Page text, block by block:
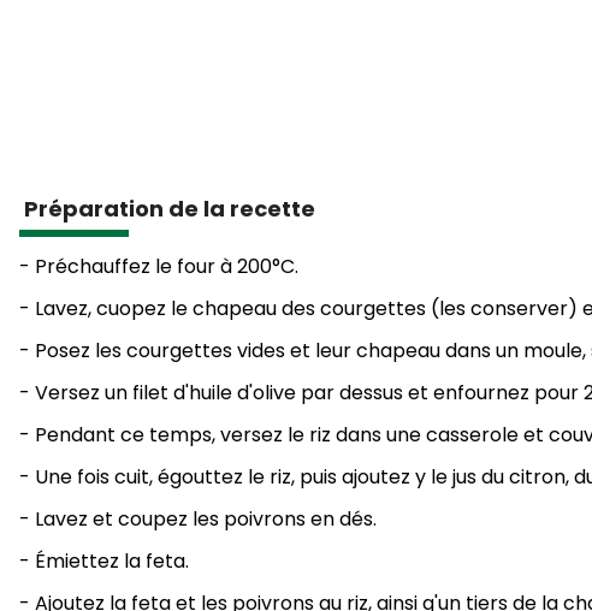
Préparation de la recette
- Préchauffez le four à 200°C.
- Lavez, cuopez le chapeau des courgettes (les
- Posez les courgettes vides et leur chapeau dans un moule,
- Versez un filet d'huile d'olive par dessus et enfournez pour
- Pendant ce temps, versez le riz dans une casserole et
- Une fois cuit, égouttez le riz, puis ajoutez y le jus du
- Lavez et coupez les poivrons en dés.
- Émiettez la feta.
- Ajoutez la feta et les poivrons au riz, ainsi q'un tiers de la